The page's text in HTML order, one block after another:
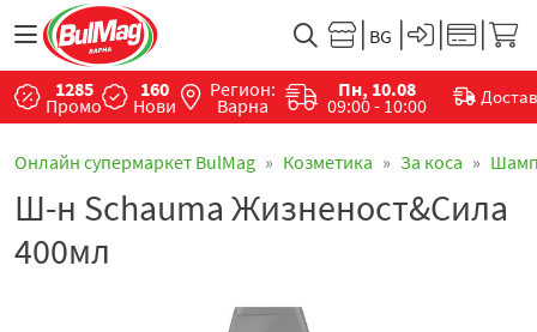
1285
Промо
160
Нови
Регион:
Варна
Пн, 10.08
09:00 - 10:00
Онлайн супермаркет BulMag Козметика За коса
Ш-н Schauma Жизненост&Сила
400мл